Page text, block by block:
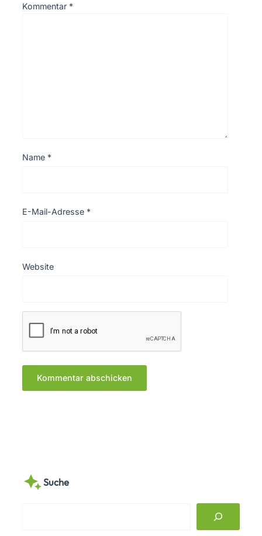
Kommentar *
Name *
E-Mail-Adresse *
Website
Suche